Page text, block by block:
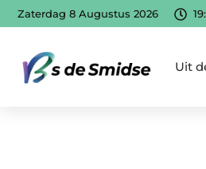
Zaterdag 8 Augustus 2026
Uit